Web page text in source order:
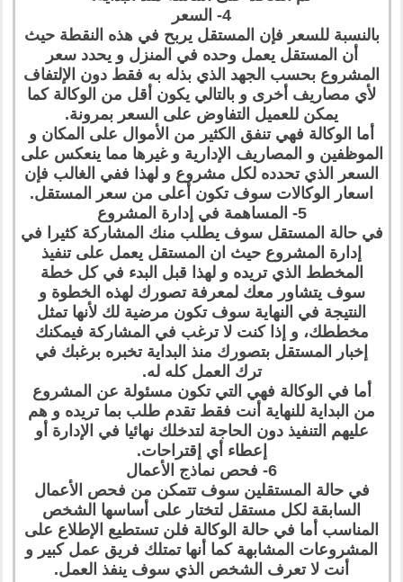
4- السعر
بالنسبة للسعر فإن المستقل يربح في هذه النقطة حيث
أن المستقل يعمل وحده في المنزل و يحدد سعر
المشروع بحسب الجهد الذي بذله به فقط دون الإلتفاف
لأي مصاريف أخرى و بالتالي يكون أقل من الوكالة كما
يمكن للعميل التفاوض على السعر بمرونة.
أما الوكالة فهي تنفق الكثير من الأموال على المكان و
الموظفين و المصاريف الإدارية و غيرها مما ينعكس على
السعر الذي تحدده لكل مشروع و لهذا ففي الغالب فإن
اسعار الوكالات سوف تكون أعلى من سعر المستقل.
5- المساهمة في إدارة المشروع
في حالة المستقل سوف يطلب منك المشاركة كثيرا في
إدارة المشروع حيث ان المستقل يعمل على تنفيذ
المخطط الذي تريده و لهذا قبل البدء في كل خطة
سوف يتشاور معك لمعرفة تصورك لهذه الخطوة و
النتيجة في النهاية سوف تكون مرضية لك لأنها تمثل
مخططك، و إذا كنت لا ترغب في المشاركة فيمكنك
إخبار المستقل بتصورك منذ البداية تخبره برغبك في
ترك العمل كله له.
أما في الوكالة فهي التي تكون مسئولة عن المشروع
من البداية للنهاية أنت فقط تقدم طلب بما تريده و هم
عليهم التنفيذ دون الحاجة لتدخلك نهائيا في الإدارة أو
إعطاء أي إقتراحات.
6- فحص نماذج الأعمال
في حالة المستقلين سوف تتمكن من فحص الأعمال
السابقة لكل مستقل لتختار على أساسها الشخص
المناسب أما في حالة الوكالة فلن تستطيع الإطلاع على
المشروعات المشابهة كما أنها تمتلك فريق عمل كبير و
أنت لا تعرف الشخص الذي سوف ينفذ العمل.